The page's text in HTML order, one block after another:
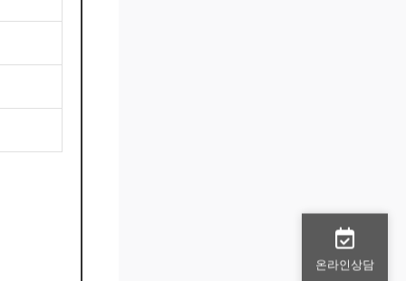
온라인상담